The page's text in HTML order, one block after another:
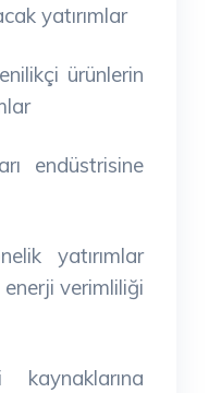
yatırımlar
ürünlerin
endüstrisine
yatırımlar
verimliliği